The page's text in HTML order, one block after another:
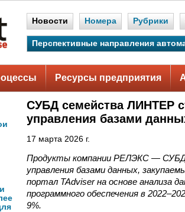
Новости Номера Рубрики
Перспективные направления
Ресурсы предприятия
СУБД семейства ЛИНТЕР
управления базами
17 марта 2026 г.
Продукты компании РЕЛЭКС —
управления базами данных,
портал TAdviser на основе анализа
программного обеспечения в
9%.